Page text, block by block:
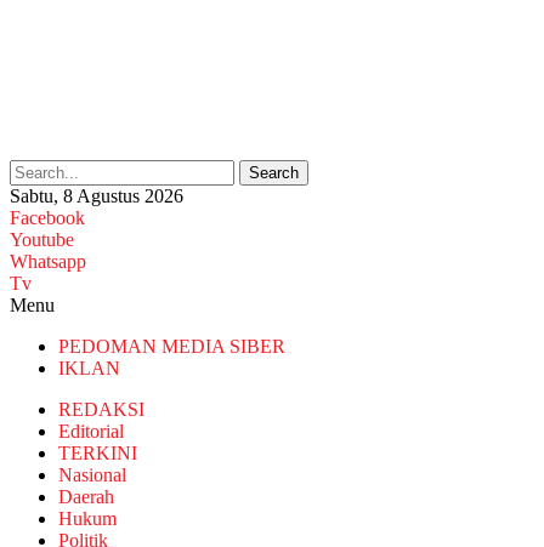
Search
Sabtu, 8 Agustus 2026
Facebook
Youtube
Whatsapp
Tv
Menu
PEDOMAN MEDIA SIBER
IKLAN
REDAKSI
Editorial
TERKINI
Nasional
Daerah
Hukum
Politik